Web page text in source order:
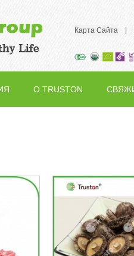
Карта Сайта
О TRUSTON